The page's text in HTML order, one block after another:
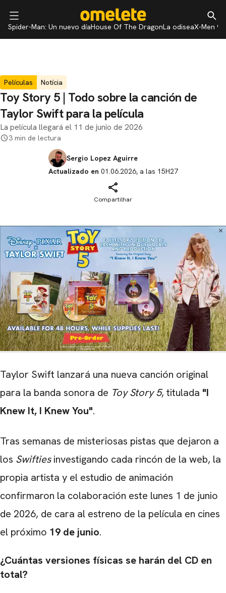
Spider-Man: Un nuevo díaHouse Of The DragonLa odiseaX-Men 97
Películas Notícia
Toy Story 5 | Todo sobre la canción de
Taylor Swift para la película
La película llegará el 11 de junio de 2026
3 min de lectura
Sergio Lopez Aguirre
Actualizado en 01.06.2026, a las 15H27
Compartilhar
Taylor Swift lanzará una nueva canción original
para la banda sonora de Toy Story 5, titulada "I
Knew It, I Knew You".
Tras semanas de misteriosas pistas que dejaron a
los Swiftiesinvestigando cada rincón de la web, la
propia artista y el estudio de animación
confirmaron la colaboración este lunes 1 de junio
de 2026, de cara al estreno de la película en cines
el próximo 19 de junio.
¿Cuántas versiones físicas se harán del CD en
total?